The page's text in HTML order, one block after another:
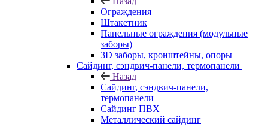
Ограждения
Штакетник
Панельные ограждения (модульные
заборы)
3D заборы, кронштейны, опоры
Cайдинг, сэндвич-панели, термопанели
Назад
Cайдинг, сэндвич-панели,
термопанели
Сайдинг ПВХ
Металлический сайдинг